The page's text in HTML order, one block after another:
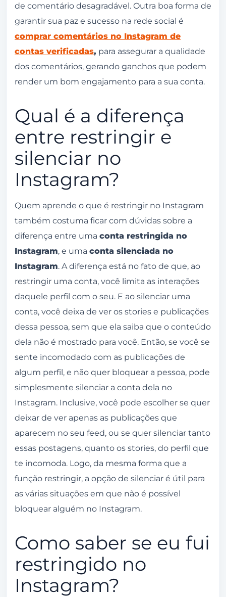
de comentário desagradável. Outra boa forma de
garantir sua paz e sucesso na rede social é
comprar comentários no Instagram de
contas verificadas, para assegurar a qualidade
dos comentários, gerando ganchos que podem
render um bom engajamento para a sua conta.
Qual é a diferença
entre restringir e
silenciar no
Instagram?
Quem aprende o que é restringir no Instagram
também costuma ficar com dúvidas sobre a
diferença entre uma conta restringida no
Instagram, e uma conta silenciada no
Instagram. A diferença está no fato de que, ao
restringir uma conta, você limita as interações
daquele perfil com o seu. E ao silenciar uma
conta, você deixa de ver os stories e publicações
dessa pessoa, sem que ela saiba que o conteúdo
dela não é mostrado para você. Então, se você se
sente incomodado com as publicações de
algum perfil, e não quer bloquear a pessoa, pode
simplesmente silenciar a conta dela no
Instagram. Inclusive, você pode escolher se quer
deixar de ver apenas as publicações que
aparecem no seu feed, ou se quer silenciar tanto
essas postagens, quanto os stories, do perfil que
te incomoda. Logo, da mesma forma que a
função restringir, a opção de silenciar é útil para
as várias situações em que não é possível
bloquear alguém no Instagram.
Como saber se eu fui
restringido no
Instagram?